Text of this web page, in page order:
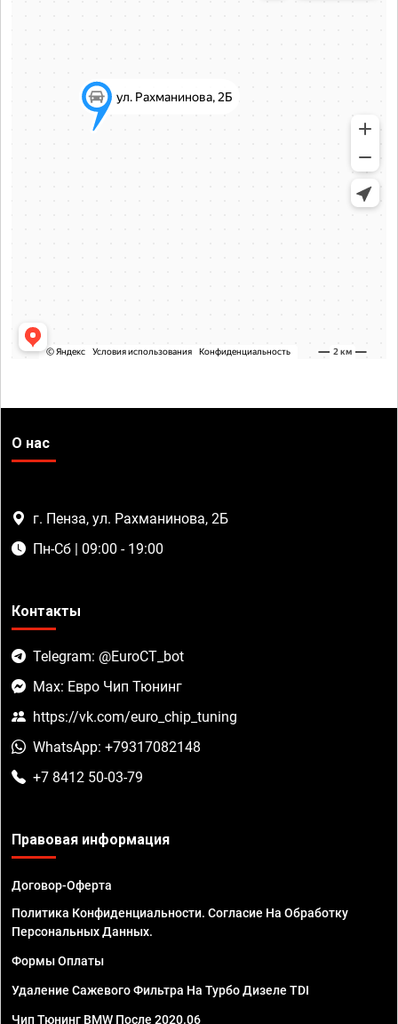
О нас
г. Пенза, ул. Рахманинова, 2Б
Пн-Сб | 09:00 - 19:00
Контакты
Telegram: @EuroCT_bot
Max: Евро Чип Тюнинг
https://vk.com/euro_chip_tuning
WhatsApp: +79317082148
+7 8412 50-03-79
Правовая информация
Договор-Оферта
Политика Конфиденциальности. Согласие На Обработку
Персональных Данных.
Формы Оплаты
Удаление Сажевого Фильтра На Турбо Дизеле TDI
Чип Тюнинг BMW После 2020.06